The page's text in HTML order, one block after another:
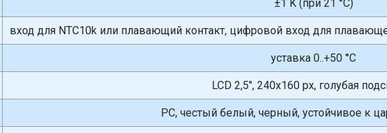
±1 K (при 21 °C)
вход для NTC10k или плавающий контакт, цифровой вход для
уставка 0..+50 °C
LCD 2,5", 240x160 px, голубая
PC, честый белый, черный, устойчивое к